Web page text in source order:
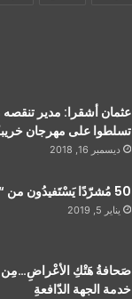
عثمان أشقرا: مدير تنقصه
تسلطوا على مهرجان
ديسمبر 16, 2018
50 مُشرّدًا يَسْتَفيدُون من “عملية دفء” بخريبكة
يناير 5, 2019
صَحافةُ هَتْكِ الأعْراضِ…مِن
خدمة الجهة الدّافعةِ